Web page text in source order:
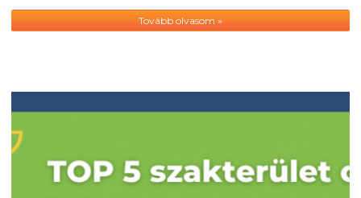
Tovább olvasom »